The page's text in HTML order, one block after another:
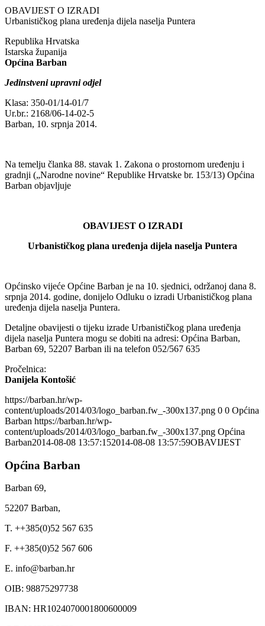
OBAVIJEST O IZRADI
Urbanističkog plana uređenja dijela naselja Puntera
Republika Hrvatska
Istarska županija
Općina Barban
Jedinstveni upravni odjel
Klasa: 350-01/14-01/7
Ur.br.: 2168/06-14-02-5
Barban, 10. srpnja 2014.
Na temelju članka 88. stavak 1. Zakona o prostornom uređenju i
gradnji („Narodne novine“ Republike Hrvatske br. 153/13) Općina
Barban objavljuje
OBAVIJEST O IZRADI
Urbanističkog plana uređenja dijela naselja Puntera
Općinsko vijeće Općine Barban je na 10. sjednici, održanoj dana 8.
srpnja 2014. godine, donijelo Odluku o izradi Urbanističkog plana
uređenja dijela naselja Puntera.
Detaljne obavijesti o tijeku izrade Urbanističkog plana uređenja
dijela naselja Puntera mogu se dobiti na adresi: Općina Barban,
Barban 69, 52207 Barban ili na telefon 052/567 635
Pročelnica:
Danijela Kontošić
https://barban.hr/wp-
content/uploads/2014/03/logo_barban.fw_-300x137.png 0 0 Općina
Barban https://barban.hr/wp-
content/uploads/2014/03/logo_barban.fw_-300x137.png Općina
Barban2014-08-08 13:57:152014-08-08 13:57:59OBAVIJEST
Općina Barban
Barban 69,
52207 Barban,
T. ++385(0)52 567 635
F. ++385(0)52 567 606
E. info@barban.hr
OIB: 98875297738
IBAN: HR1024070001800600009